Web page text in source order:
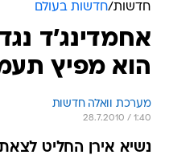
חדשות/חדשות בעולם
אחמדינג'ד
הוא מפיץ
מערכת וואלה חדשות
28.7.2010 / 1:40
נשיא אירן החליט